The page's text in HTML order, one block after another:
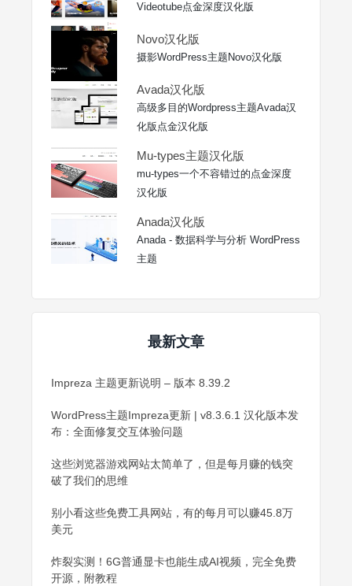
Videotube点金深度汉化版
Novo汉化版
摄影WordPress主题Novo汉化版
Avada汉化版
高级多目的Wordpress主题Avada汉
化版点金汉化版
Mu-types主题汉化版
mu-types一个不容错过的点金深度
汉化版
Anada汉化版
Anada - 数据科学与分析 WordPress
主题
最新文章
Impreza 主题更新说明 – 版本 8.39.2
WordPress主题Impreza更新 | v8.3.6.1 汉化版本发
布：全面修复交互体验问题
这些浏览器游戏网站太简单了，但是每月赚的钱突
破了我们的思维
别小看这些免费工具网站，有的每月可以赚45.8万
美元
炸裂实测！6G普通显卡也能生成AI视频，完全免费
开源，附教程